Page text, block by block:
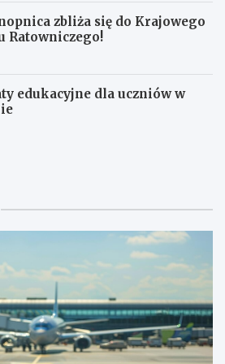
zbliża się do Krajowego
Ratowniczego!
edukacyjne dla uczniów w